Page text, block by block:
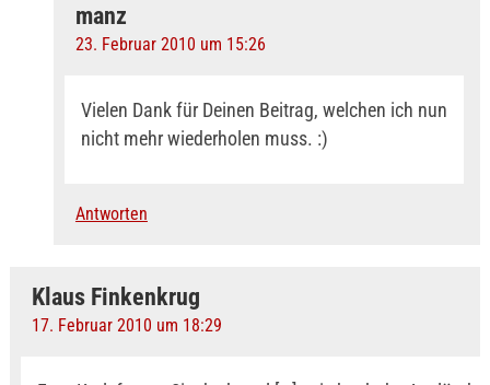
manz
23. Februar 2010 um 15:26
Vielen Dank für Deinen Beitrag, welchen ich nun
nicht mehr wiederholen muss. :)
Antworten
Klaus Finkenkrug
17. Februar 2010 um 18:29